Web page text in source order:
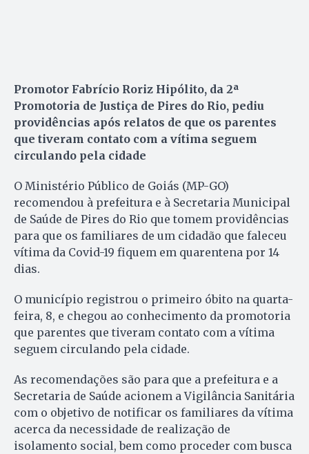
Promotor Fabrício Roriz Hipólito, da 2ª
Promotoria de Justiça de Pires do Rio, pediu
providências após relatos de que os parentes
que tiveram contato com a vítima seguem
circulando pela cidade
O Ministério Público de Goiás (MP-GO)
recomendou à prefeitura e à Secretaria Municipal
de Saúde de Pires do Rio que tomem providências
para que os familiares de um cidadão que faleceu
vítima da Covid-19 fiquem em quarentena por 14
dias.
O município registrou o primeiro óbito na quarta-
feira, 8, e chegou ao conhecimento da promotoria
que parentes que tiveram contato com a vítima
seguem circulando pela cidade.
As recomendações são para que a prefeitura e a
Secretaria de Saúde acionem a Vigilância Sanitária
com o objetivo de notificar os familiares da vítima
acerca da necessidade de realização de
isolamento social, bem como proceder com busca